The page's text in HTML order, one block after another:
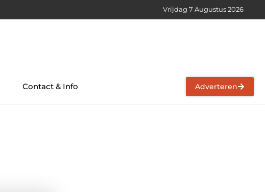
Vrijdag 7 Augustus 2026
Contact & Info Adverteren